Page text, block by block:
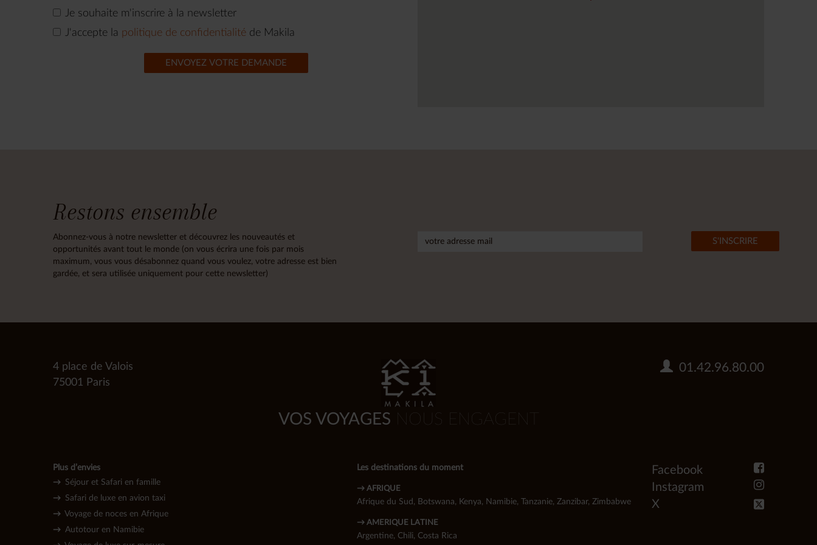
Je souhaite m'inscrire à la newsletter
J'accepte la politique de confidentialité de Makila
ENVOYEZ VOTRE DEMANDE
Restons ensemble
Abonnez-vous à notre newsletter et découvrez les nouveautés et
opportunités avant tout le monde (on vous écrira une fois par mois
maximum, vous vous désabonnez quand vous voulez, votre adresse est bien
gardée, et sera utilisée uniquement pour cette newsletter)
VOS VOYAGES NOUS ENGAGENT
4 place de Valois
75001 Paris
01.42.96.80.00
Plus d’envies
→ Séjour et Safari en famille
→ Safari de luxe en avion taxi
→ Voyage de noces en Afrique
→ Autotour en Namibie
Les destinations du moment
→ AFRIQUE
Afrique du Sud , Botswana, Kenya, Namibie, Tanzanie, Zanzibar, Zimbabwe
→ AMERIQUE LATINE
Argentine, Chili, Costa Rica
Facebook
Instagram
X